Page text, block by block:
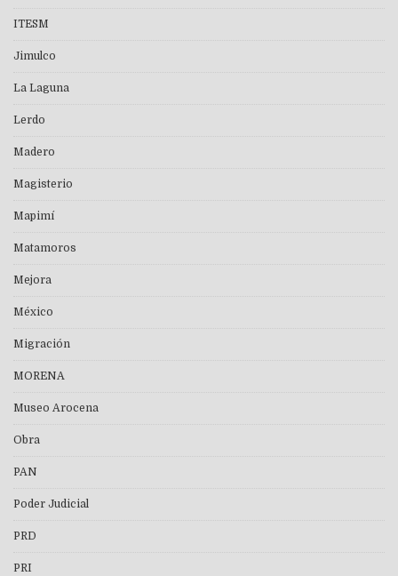
ITESM
Jimulco
La Laguna
Lerdo
Madero
Magisterio
Mapimí
Matamoros
Mejora
México
Migración
MORENA
Museo Arocena
Obra
PAN
Poder Judicial
PRD
PRI